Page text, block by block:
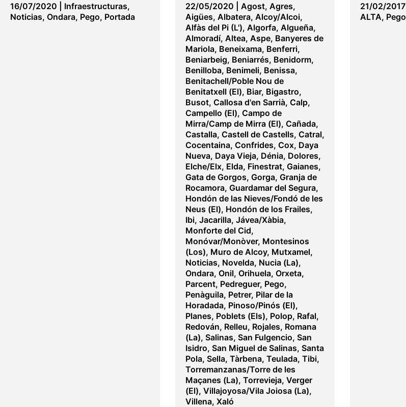
16/07/2020 Infraestructuras,
Noticias, Ondara, Pego, Portada
22/05/2020 Agost, Agres,
Aigües, Albatera, Alcoy/Alcoi,
Alfàs del Pi (L'), Algorfa, Algueña,
Almoradí, Altea, Aspe, Banyeres de
Mariola, Beneixama, Benferri,
Beniarbeig, Beniarrés, Benidorm,
Benilloba, Benimeli, Benissa,
Benitachell/Poble Nou de
Benitatxell (El), Biar, Bigastro,
Busot, Callosa d'en Sarrià, Calp,
Campello (El), Campo de
Mirra/Camp de Mirra (El), Cañada,
Castalla, Castell de Castells, Catral,
Cocentaina, Confrides, Cox, Daya
Nueva, Daya Vieja, Dénia, Dolores,
Elche/Elx, Elda, Finestrat, Gaianes,
Gata de Gorgos, Gorga, Granja de
Rocamora, Guardamar del Segura,
Hondón de las Nieves/Fondó de les
Neus (El), Hondón de los Frailes,
Ibi, Jacarilla, Jávea/Xàbia,
Monforte del Cid,
Monóvar/Monòver, Montesinos
(Los), Muro de Alcoy, Mutxamel,
Noticias, Novelda, Nucia (La),
Ondara, Onil, Orihuela, Orxeta,
Parcent, Pedreguer, Pego,
Penàguila, Petrer, Pilar de la
Horadada, Pinoso/Pinós (El),
Planes, Poblets (Els), Polop, Rafal,
Redován, Relleu, Rojales, Romana
(La), Salinas, San Fulgencio, San
Isidro, San Miguel de Salinas, Santa
Pola, Sella, Tàrbena, Teulada, Tibi,
Torremanzanas/Torre de les
Maçanes (La), Torrevieja, Verger
(El), Villajoyosa/Vila Joiosa (La),
Villena, Xaló
21/02/2017
ALTA, Pego